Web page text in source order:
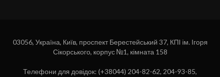
03056, Україна, Київ, проспект Берестейський 37, КПІ ім. Ігоря
Сікорського, корпус №1, кімната 158
Телефони для довідок: (+38044) 204-82-62, 204-93-85,